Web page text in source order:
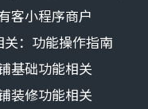
客小程序商户
关：功能操作指南
基础功能相关
装修功能相关